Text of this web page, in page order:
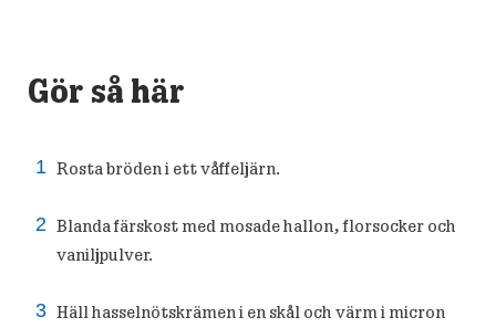
Gör så här
Rosta bröden i ett våffeljärn.
Blanda färskost med mosade hallon, florsocker och
vaniljpulver.
Häll hasselnötskrämen i en skål och värm i micron